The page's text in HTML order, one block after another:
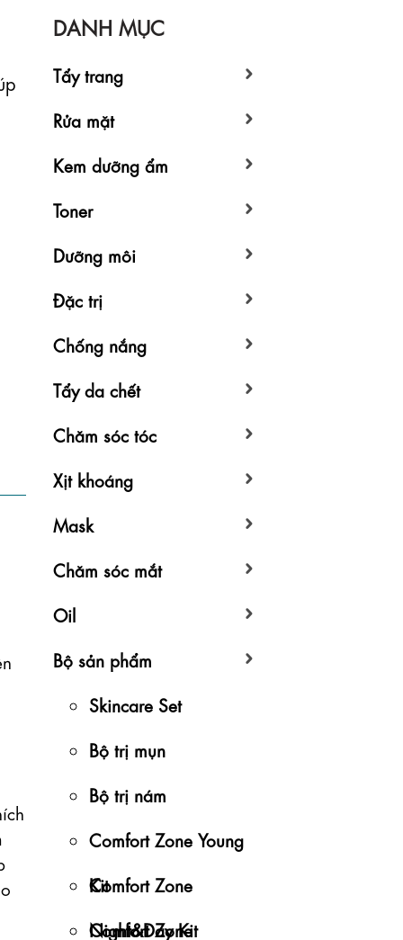
DANH MỤC
Tẩy trang
Rửa mặt
Kem dưỡng ẩm
Toner
Dưỡng môi
Đặc trị
Chống nắng
Tẩy da chết
Chăm sóc tóc
Xịt khoáng
Mask
Chăm sóc mắt
Oil
Bộ sản phẩm
Skincare Set
Bộ trị mụn
Bộ trị nám
Comfort Zone Young
Kit
Comfort Zone
Night&Day Kit
Comfort Zone